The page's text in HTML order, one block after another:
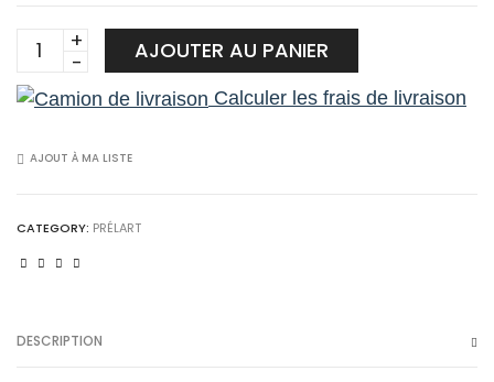
1254
quantity
AJOUTER AU PANIER
Calculer les frais de livraison
AJOUT À MA LISTE
CATEGORY: PRÉLART
DESCRIPTION